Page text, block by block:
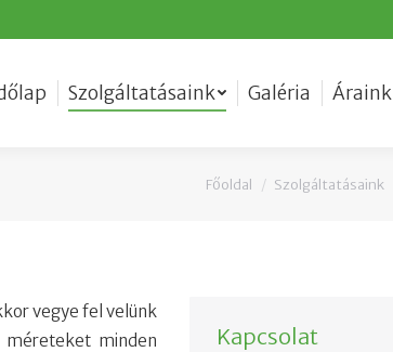
Szolgáltatásaink Galéria Áraink
You are here:
Főoldal Szolgáltatásaink
vegye fel velünk
méreteket minden
Kapcsolat